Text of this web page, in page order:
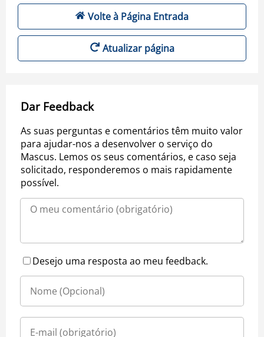
Volte à Página Entrada
Atualizar página
Dar Feedback
As suas perguntas e comentários têm muito valor
para ajudar-nos a desenvolver o serviço do
Mascus. Lemos os seus comentários, e caso seja
solicitado, responderemos o mais rapidamente
possível.
Desejo uma resposta ao meu feedback.